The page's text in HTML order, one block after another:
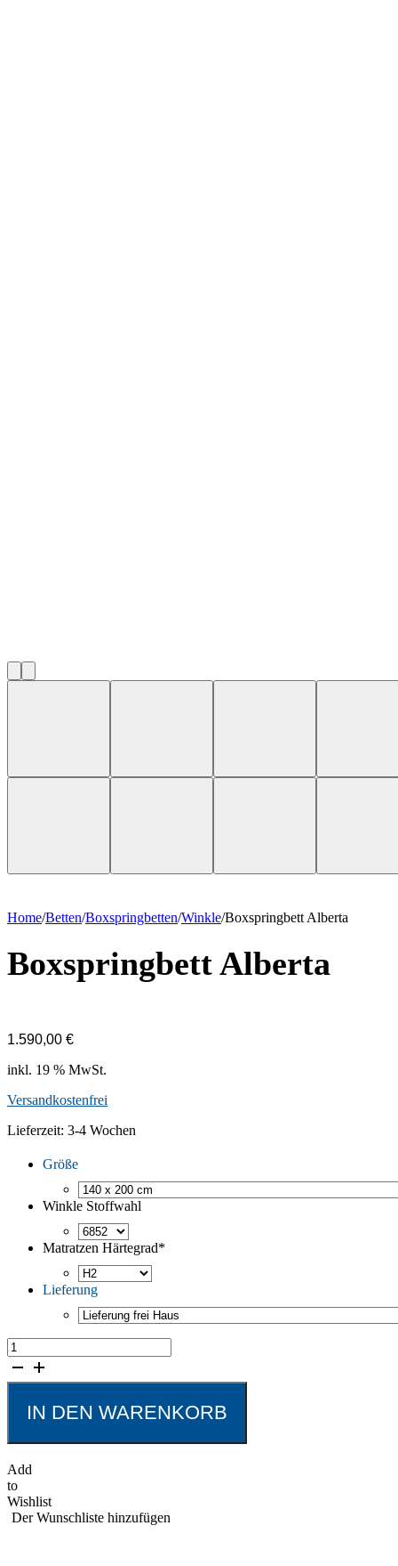
Home/Betten/Boxspring­betten/Winkle/Boxspringbett Alberta
Boxspringbett Alberta
1.590,00 €
inkl. 19 % MwSt.
Versandkostenfrei
Lieferzeit: 3-4 Wochen
Größe
Winkle Stoffwahl
Matratzen Härtegrad*
Lieferung
Boxspringbett
Alberta
Menge
IN DEN WARENKORB
Add
to
Wishlist
Der Wunschliste hinzufügen